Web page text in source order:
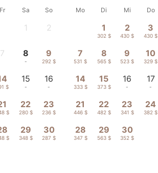
Fr Sa So
1 2
7 8
-
9
292 $
$
15
-
16
-
$
22
280 $
23
236 $
$
29
348 $
30
287 $
Mo Di Mi Do
1
302 $
2
430 $
3
430 $
7
531 $
8
565 $
9
523 $
10
329 $
14
333 $
15
373 $
16
-
17
-
21
446 $
22
482 $
23
341 $
24
382 $
28
347 $
29
563 $
30
352 $